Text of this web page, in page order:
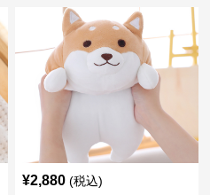
¥2,880 (税込)